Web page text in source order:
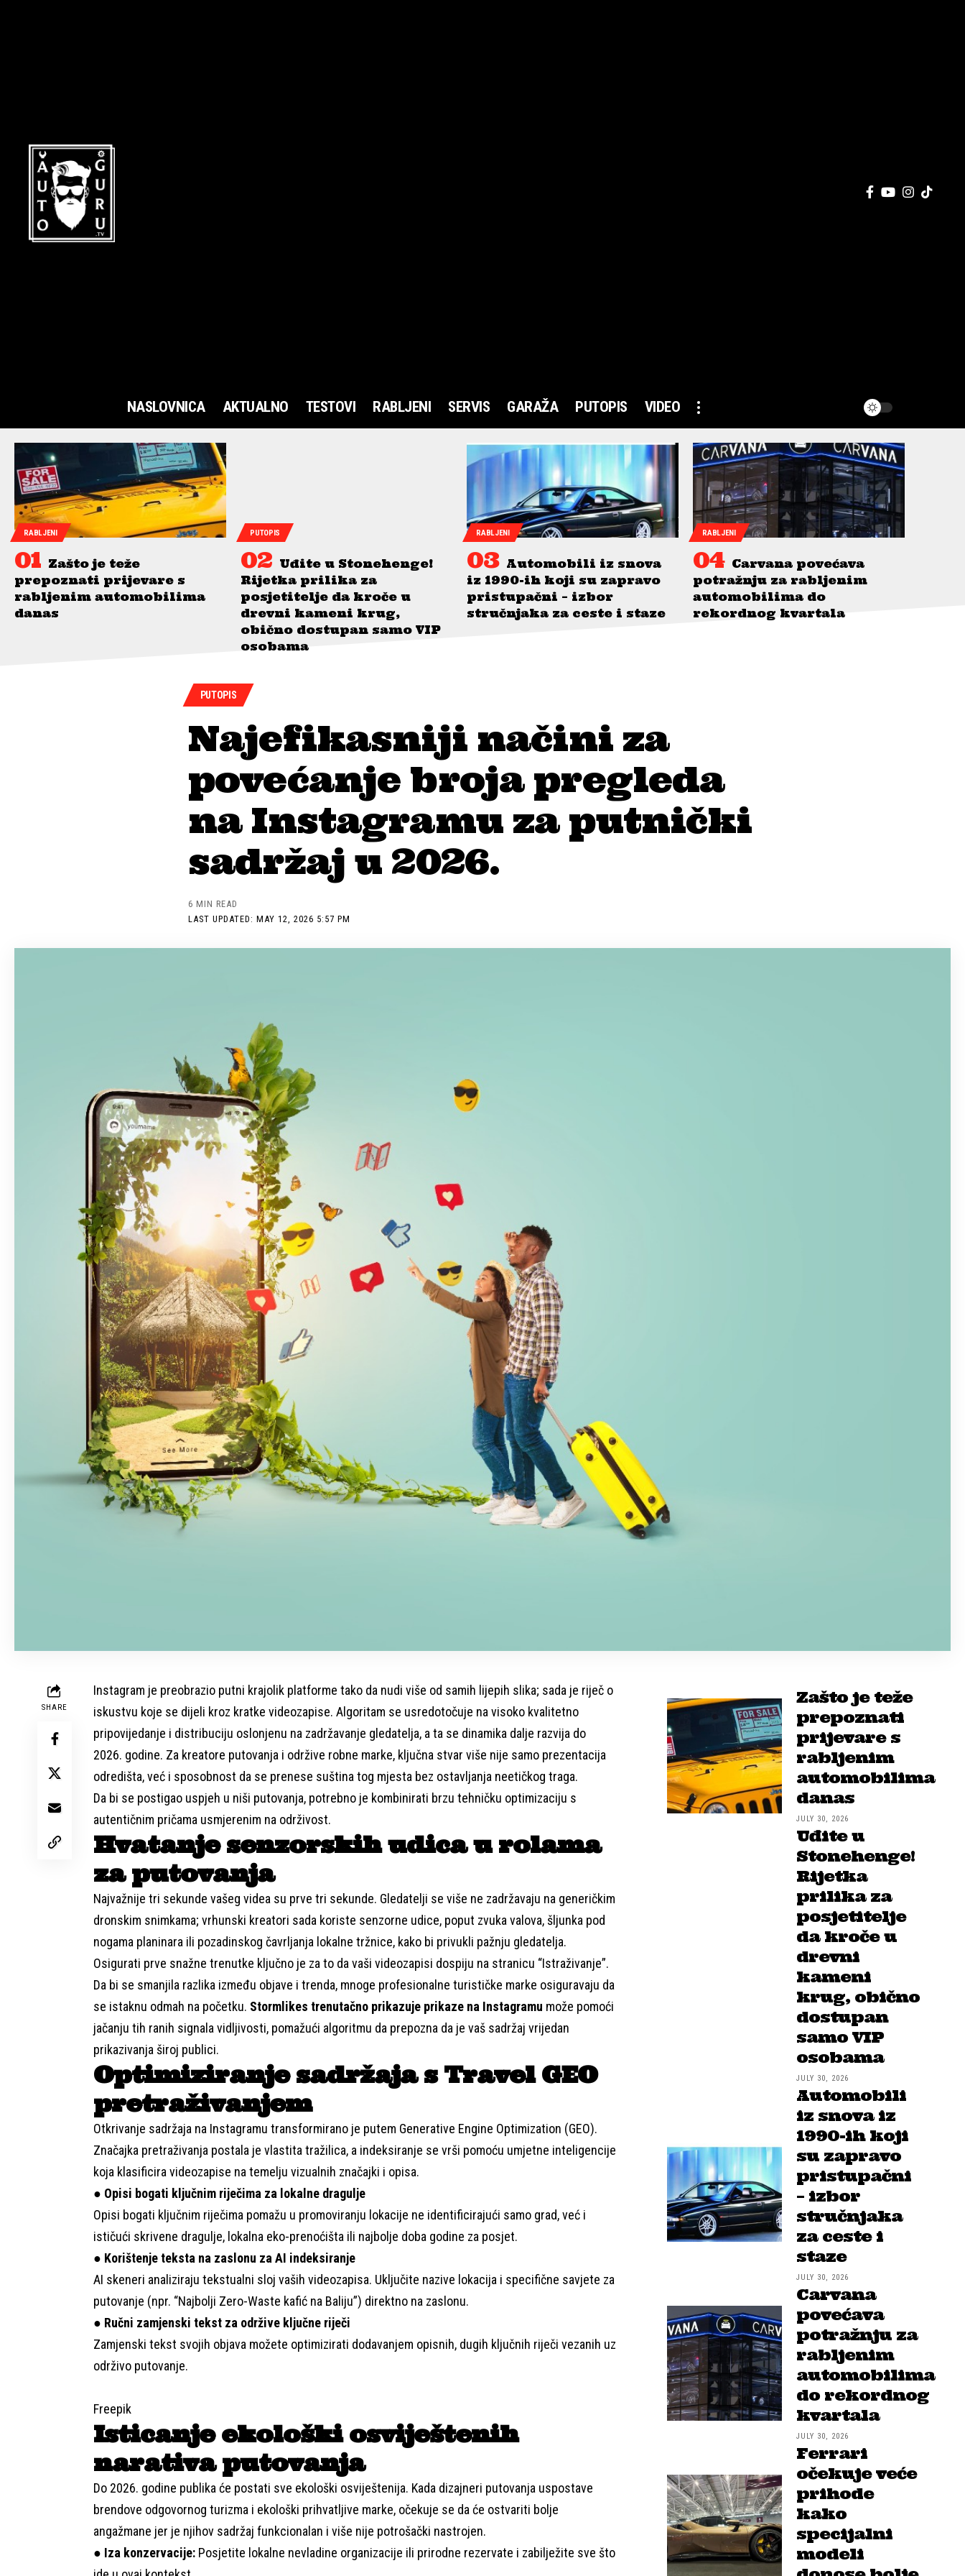
NASLOVNICA AKTUALNO TESTOVI RABLJENI SERVIS GARAŽA PUTOPIS VIDEO
RABLJENI
Zašto je teže
prepoznati prijevare s
rabljenim automobilima
danas
PUTOPIS
Uđite u Stonehenge!
Rijetka prilika za
posjetitelje da kroče u
drevni kameni krug,
obično dostupan samo VIP
osobama
RABLJENI
Automobili iz snova
iz 1990-ih koji su zapravo
pristupačni – izbor
stručnjaka za ceste i staze
RABLJENI
Carvana povećava
potražnju za rabljenim
automobilima do
rekordnog kvartala
PUTOPIS
Najefikasniji načini za
povećanje broja pregleda
na Instagramu za putnički
sadržaj u 2026.
LAST UPDATED: MAY 12, 2026 5:57 PM
6 MIN READ
SHARE
Instagram je preobrazio putni krajolik platforme tako da nudi više od samih lijepih slika; sada je riječ o
iskustvu koje se dijeli kroz kratke videozapise. Algoritam se usredotočuje na visoko kvalitetno
pripovijedanje i distribuciju oslonjenu na zadržavanje gledatelja, a ta se dinamika dalje razvija do
2026. godine. Za kreatore putovanja i održive robne marke, ključna stvar više nije samo prezentacija
odredišta, već i sposobnost da se prenese suština tog mjesta bez ostavljanja neetičkog traga.
Da bi se postigao uspjeh u niši putovanja, potrebno je kombinirati brzu tehničku optimizaciju s
autentičnim pričama usmjerenim na održivost.
Hvatanje senzorskih udica u rolama
za putovanja
Najvažnije tri sekunde vašeg videa su prve tri sekunde. Gledatelji se više ne zadržavaju na generičkim
dronskim snimkama; vrhunski kreatori sada koriste senzorne udice, poput zvuka valova, šljunka pod
nogama planinara ili pozadinskog čavrljanja lokalne tržnice, kako bi privukli pažnju gledatelja.
Osigurati prve snažne trenutke ključno je za to da vaši videozapisi dospiju na stranicu “Istraživanje”.
Da bi se smanjila razlika između objave i trenda, mnoge profesionalne turističke marke osiguravaju da
se istaknu odmah na početku. Stormlikes trenutačno prikazuje prikaze na Instagramu može pomoći
jačanju tih ranih signala vidljivosti, pomažući algoritmu da prepozna da je vaš sadržaj vrijedan
prikazivanja široj publici.
Optimiziranje sadržaja s Travel GEO
pretraživanjem
Otkrivanje sadržaja na Instagramu transformirano je putem Generative Engine Optimization (GEO).
Značajka pretraživanja postala je vlastita tražilica, a indeksiranje se vrši pomoću umjetne inteligencije
koja klasificira videozapise na temelju vizualnih značajki i opisa.
● Opisi bogati ključnim riječima za lokalne dragulje
Opisi bogati ključnim riječima pomažu u promoviranju lokacije ne identificirajući samo grad, već i
ističući skrivene dragulje, lokalna eko-prenoćišta ili najbolje doba godine za posjet.
● Korištenje teksta na zaslonu za AI indeksiranje
AI skeneri analiziraju tekstualni sloj vaših videozapisa. Uključite nazive lokacija i specifične savjete za
putovanje (npr. “Najbolji Zero-Waste kafić na Baliju”) direktno na zaslonu.
● Ručni zamjenski tekst za održive ključne riječi
Zamjenski tekst svojih objava možete optimizirati dodavanjem opisnih, dugih ključnih riječi vezanih uz
održivo putovanje.
Freepik
Isticanje ekološki osviještenih
narativa putovanja
Do 2026. godine publika će postati sve ekološki osviještenija. Kada dizajneri putovanja uspostave
brendove odgovornog turizma i ekološki prihvatljive marke, očekuje se da će ostvariti bolje
angažmane jer je njihov sadržaj funkcionalan i više nije potrošački nastrojen.
● Iza konzervacije: Posjetite lokalne nevladine organizacije ili prirodne rezervate i zabilježite sve što
Zašto je teže
prepoznati
prijevare s
rabljenim
automobilima
danas
JULY 30, 2026
Uđite u
Stonehenge!
Rijetka
prilika za
posjetitelje
da kroče u
drevni
kameni
krug, obično
dostupan
samo VIP
osobama
JULY 30, 2026
Automobili
iz snova iz
1990-ih koji
su zapravo
pristupačni
– izbor
stručnjaka
za ceste i
staze
JULY 30, 2026
Carvana
povećava
potražnju za
rabljenim
automobilima
do rekordnog
kvartala
JULY 30, 2026
Ferrari
očekuje veće
prihode
kako
specijalni
modeli